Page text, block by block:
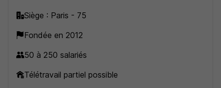
Siège : Paris - 75
Fondée en 2012
50 à 250 salariés
Télétravail partiel possible